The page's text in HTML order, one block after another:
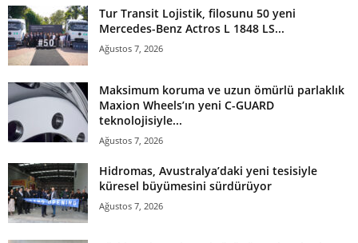
Tur Transit Lojistik, filosunu 50 yeni
Mercedes-Benz Actros L 1848 LS...
Ağustos 7, 2026
Maksimum koruma ve uzun ömürlü parlaklık
Maxion Wheels’ın yeni C-GUARD
teknolojisiyle...
Ağustos 7, 2026
Hidromas, Avustralya’daki yeni tesisiyle
küresel büyümesini sürdürüyor
Ağustos 7, 2026